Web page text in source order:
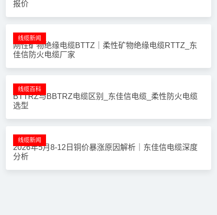
13570803351@139.com
13570803351
阅读最多